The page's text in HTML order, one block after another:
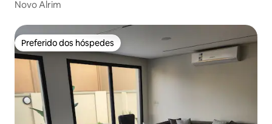
Novo Alrim
Preferido dos hóspedes
Preferido dos hóspedes